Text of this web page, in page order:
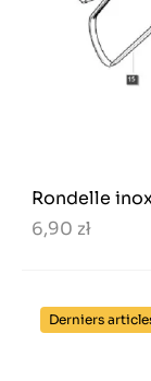
Rondelle
6,90 zł
Derniers